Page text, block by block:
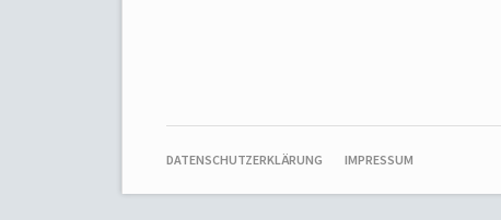
NAVIGATION
DATENSCHUTZERKLÄRUNG IMPRESSUM